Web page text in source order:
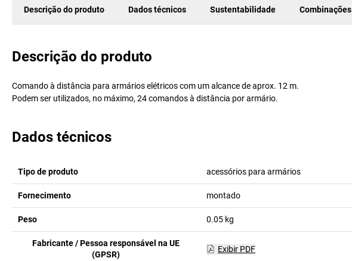
Descrição do produto Dados técnicos Sustentabilidade Combinações
Descrição do produto
Comando à distância para armários elétricos com um alcance de aprox. 12 m.
Podem ser utilizados, no máximo, 24 comandos à distância por armário.
Dados técnicos
Tipo de produto acessórios para armários
Fornecimento montado
Peso 0.05 kg
Fabricante / Pessoa responsável na UE
(GPSR)
Exibir PDF